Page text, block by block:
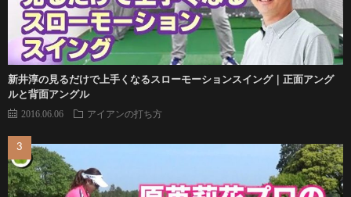
新井淳の見るだけで上手くなるスローモーションスイング｜正面アング
ルと背面アングル
2016.06.06 アイアンの打ち方